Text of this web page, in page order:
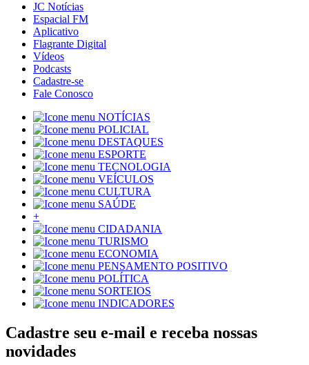
JC Notícias
Espacial FM
Aplicativo
Flagrante Digital
Vídeos
Podcasts
Cadastre-se
Fale Conosco
NOTÍCIAS
POLICIAL
DESTAQUES
ESPORTE
TECNOLOGIA
VEÍCULOS
CULTURA
SAÚDE
+
CIDADANIA
TURISMO
ECONOMIA
PENSAMENTO POSITIVO
POLÍTICA
SORTEIOS
INDICADORES
Cadastre seu e-mail e receba nossas
novidades